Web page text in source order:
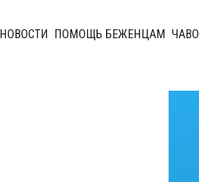
НОВОСТИ ПОМОЩЬ БЕЖЕНЦАМ ЧАВО